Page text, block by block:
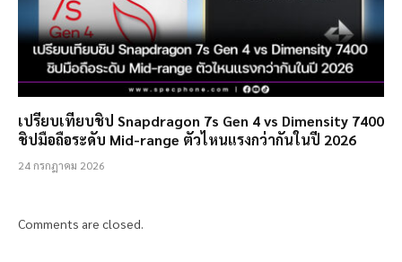
เปรียบเทียบชิป Snapdragon 7s Gen 4 vs Dimensity 7400
ชิปมือถือระดับ Mid-range ตัวไหนแรงกว่ากันในปี 2026
24 กรกฎาคม 2026
Comments are closed.